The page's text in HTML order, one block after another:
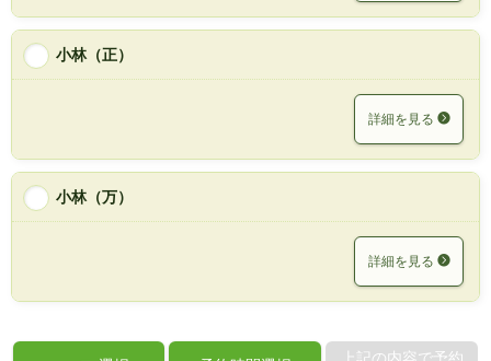
小林（正）
詳細を見る
小林（万）
詳細を見る